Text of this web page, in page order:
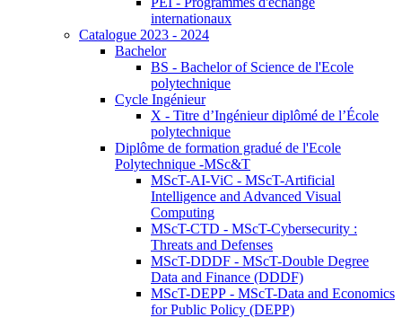
internationaux
Catalogue 2023 - 2024
Bachelor
BS - Bachelor of Science de l'Ecole
polytechnique
Cycle Ingénieur
X - Titre d’Ingénieur diplômé de l’École
polytechnique
Diplôme de formation gradué de l'Ecole
Polytechnique -MSc&T
MScT-AI-ViC - MScT-Artificial
Intelligence and Advanced Visual
Computing
MScT-CTD - MScT-Cybersecurity :
Threats and Defenses
MScT-DDDF - MScT-Double Degree
Data and Finance (DDDF)
MScT-DEPP - MScT-Data and Economics
for Public Policy (DEPP)